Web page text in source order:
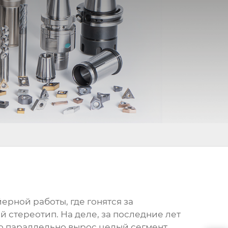
работы, где гонятся за
стереотип. На деле, за последние лет